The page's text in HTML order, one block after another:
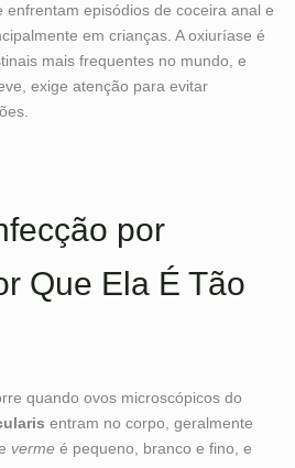
episódios de coceira anal e
em crianças. A oxiuríase é
mais frequentes no mundo, e
exige atenção para evitar
por
Que Ela É Tão
quando ovos microscópicos do
entram no corpo, geralmente
verme é pequeno, branco e fino, e